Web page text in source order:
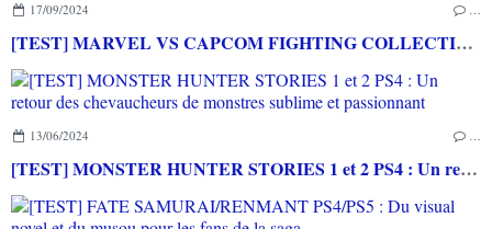
17/09/2024 …
[TEST] MARVEL VS CAPCOM FIGHTING COLLECTION : ARCADE CLASSICS PS4 : Des très bons jeux vidéo sortis en arcade de retour à la maison!
13/06/2024 …
[TEST] MONSTER HUNTER STORIES 1 et 2 PS4 : Un retour des chevaucheurs de monstres sublime et passionnant